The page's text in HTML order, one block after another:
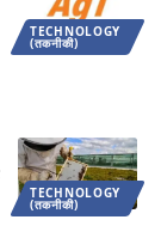
TECHNOLOGY
(तकनीकी)
TECHNOLOGY
(तकनीकी)